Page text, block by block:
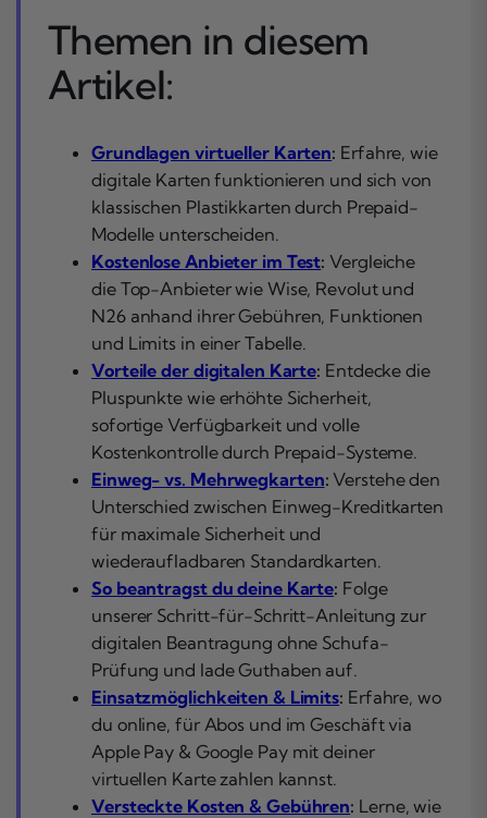
Themen in diesem
Artikel:
Grundlagen virtueller Karten: Erfahre, wie
digitale Karten funktionieren und sich von
klassischen Plastikkarten durch Prepaid-
Modelle unterscheiden.
Kostenlose Anbieter im Test: Vergleiche
die Top-Anbieter wie Wise, Revolut und
N26 anhand ihrer Gebühren, Funktionen
und Limits in einer Tabelle.
Vorteile der digitalen Karte: Entdecke die
Pluspunkte wie erhöhte Sicherheit,
sofortige Verfügbarkeit und volle
Kostenkontrolle durch Prepaid-Systeme.
Einweg- vs. Mehrwegkarten: Verstehe den
Unterschied zwischen Einweg-Kreditkarten
für maximale Sicherheit und
wiederaufladbaren Standardkarten.
So beantragst du deine Karte: Folge
unserer Schritt-für-Schritt-Anleitung zur
digitalen Beantragung ohne Schufa-
Prüfung und lade Guthaben auf.
Einsatzmöglichkeiten & Limits: Erfahre, wo
du online, für Abos und im Geschäft via
Apple Pay & Google Pay mit deiner
virtuellen Karte zahlen kannst.
Versteckte Kosten & Gebühren: Lerne, wie